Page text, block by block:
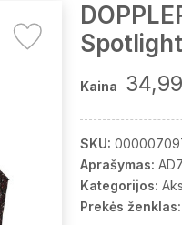
Kaina
SKU:
Aprašymas:
Kategorijos:
Prekės ženklas: